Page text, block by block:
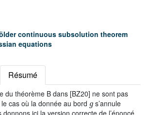
continuous subsolution theorem
equations
Résumé
du théorème B dans [BZ20] ne sont pas
cas où la donnée au bord gs’annule